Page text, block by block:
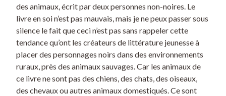
des animaux, écrit par deux personnes non-noires. Le
livre en soi n’est pas mauvais, mais je ne peux passer sous
silence le fait que ceci n’est pas sans rappeler cette
tendance qu’ont les créateurs de littérature jeunesse à
placer des personnages noirs dans des environnements
ruraux, près des animaux sauvages. Car les animaux de
ce livre ne sont pas des chiens, des chats, des oiseaux,
des chevaux ou autres animaux domestiqués. Ce sont